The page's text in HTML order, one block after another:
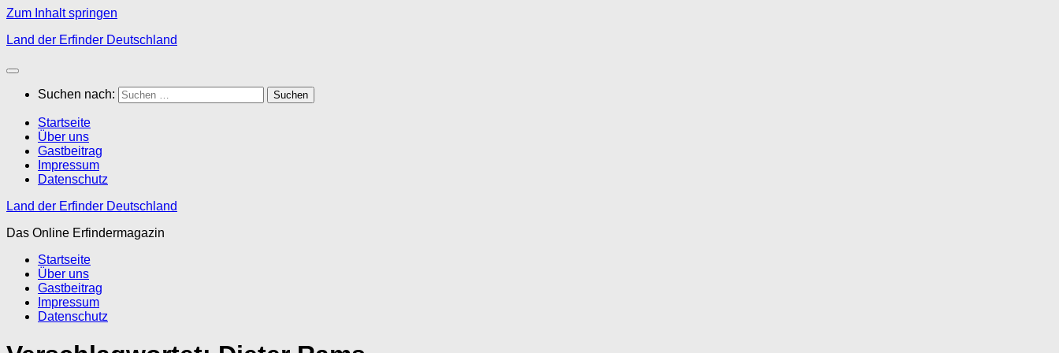
Zum Inhalt springen
Land der Erfinder Deutschland
Suchen nach:
Startseite
Über uns
Gastbeitrag
Impressum
Datenschutz
Land der Erfinder Deutschland
Das Online Erfindermagazin
Startseite
Über uns
Gastbeitrag
Impressum
Datenschutz